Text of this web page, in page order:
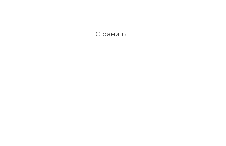
Страницы